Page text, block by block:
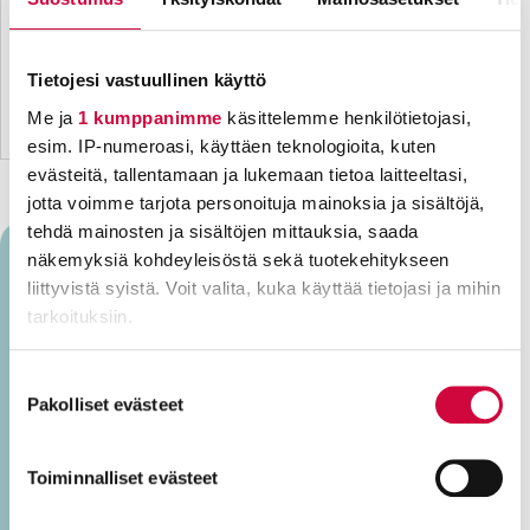
Tietojesi vastuullinen käyttö
Me ja 1 kumppanimme käsittelemme henkilötietojasi,
esim. IP-numeroasi, käyttäen teknologioita, kuten
evästeitä, tallentamaan ja lukemaan tietoa laitteeltasi,
jotta voimme tarjota personoituja mainoksia ja sisältöjä,
tehdä mainosten ja sisältöjen mittauksia, saada
näkemyksiä kohdeyleisöstä sekä tuotekehitykseen
liittyvistä syistä. Voit valita, kuka käyttää tietojasi ja mihin
tarkoituksiin.
voit määrittää asetuksesi
. Voit muuttaa
valinta
Pakolliset evästeet
Toiminnalliset evästeet
Anna Korpikoski on JHL:n erityisasiantuntija, jonka
vastuulla on JHL:n monivuotisen
mielenkiintoista onkin ammattiliiton